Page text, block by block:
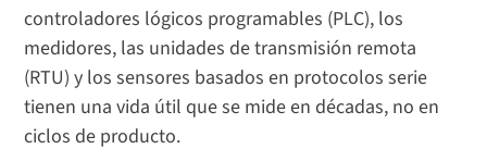
controladores lógicos programables (PLC), los
medidores, las unidades de transmisión remota
(RTU) y los sensores basados en protocolos serie
tienen una vida útil que se mide en décadas, no en
ciclos de producto.